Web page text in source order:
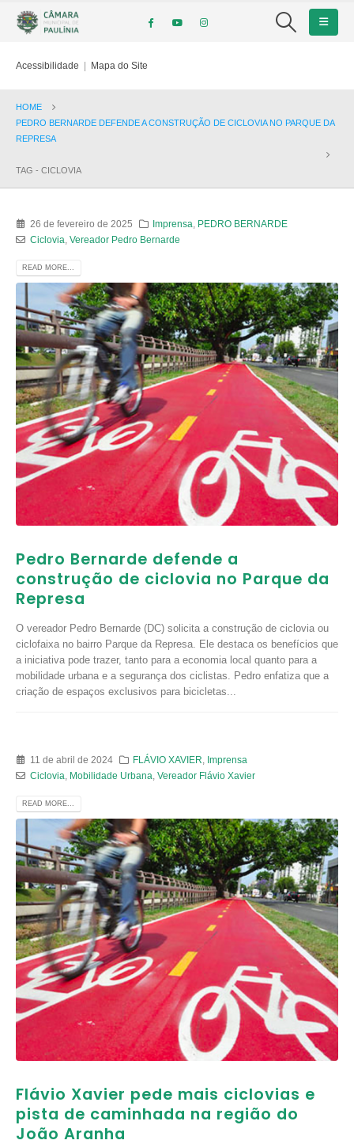
Acessibilidade | Mapa do Site
HOME
PEDRO BERNARDE DEFENDE A CONSTRUÇÃO DE CICLOVIA NO PARQUE DA
REPRESA
TAG - CICLOVIA
26 de fevereiro de 2025 Imprensa
PEDRO BERNARDE
Ciclovia Vereador Pedro Bernarde
READ MORE...
Pedro Bernarde defende a
construção de ciclovia no Parque da
Represa
O vereador Pedro Bernarde (DC) solicita a construção de ciclovia ou
ciclofaixa no bairro Parque da Represa. Ele destaca os benefícios que
a iniciativa pode trazer, tanto para a economia local quanto para a
mobilidade urbana e a segurança dos ciclistas. Pedro enfatiza que a
criação de espaços exclusivos para bicicletas...
11 de abril de 2024 FLÁVIO XAVIER
Imprensa
Ciclovia
Mobilidade Urbana Vereador Flávio Xavier
READ MORE...
Flávio Xavier pede mais ciclovias e
pista de caminhada na região do
João Aranha